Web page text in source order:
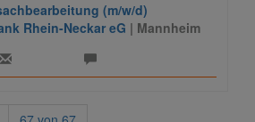
Prüfung Banken, IT-Audit/-
wir zur Verstärkung und
Teams Spezialisten (m/w/d) in
(m/w/d)
Rhein-Neckar eG | Mannheim